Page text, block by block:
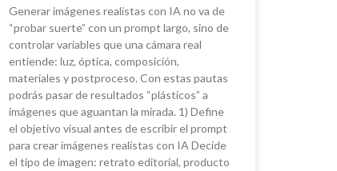
Generar imágenes realistas con IA no va de
“probar suerte” con un prompt largo, sino de
controlar variables que una cámara real
entiende: luz, óptica, composición,
materiales y postproceso. Con estas pautas
podrás pasar de resultados “plásticos” a
imágenes que aguantan la mirada. 1) Define
el objetivo visual antes de escribir el prompt
para crear imágenes realistas con IA Decide
el tipo de imagen: retrato editorial, producto